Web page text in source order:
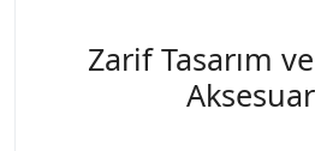
Zarif Tasarım